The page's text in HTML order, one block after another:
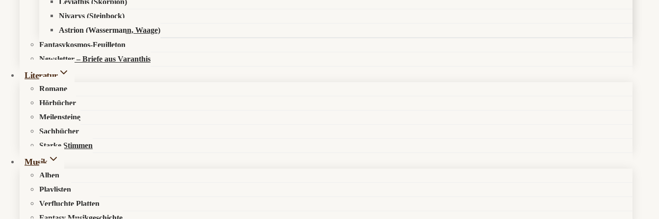
Leviathis (Skorpion)
Nivarys (Steinbock)
Astrion (Wassermann, Waage)
Fantasykosmos-Feuilleton
Newsletter – Briefe aus Varanthis
Literatur
Romane
Hörbücher
Meilensteine
Sachbücher
Starke Stimmen
Musik
Alben
Playlisten
Verfluchte Platten